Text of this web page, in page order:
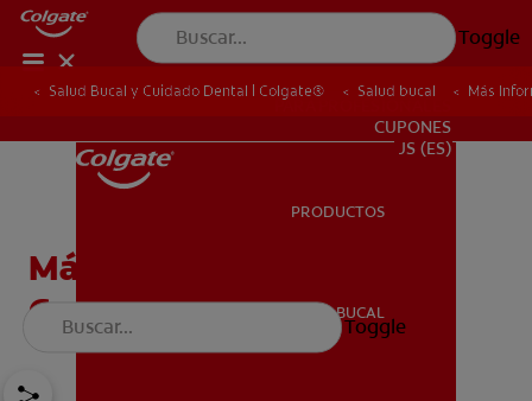
Toggle
SALUD BUCAL
PARA PROFESIONALES
CUPONES
US (ES)
PRODUCTOS
SALUD BUCAL
Toggle
Salud Bucal y Cuidado Dental | Colgate® Salud bucal Más
Más Información Sobre
Coronas Dentales